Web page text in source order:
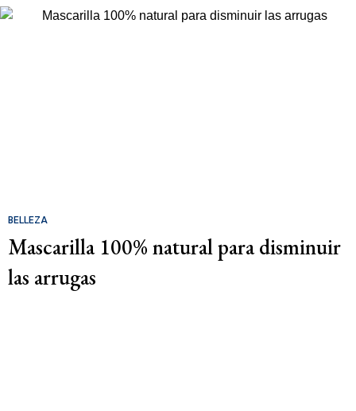
BELLEZA
Mascarilla 100% natural para disminuir
las arrugas